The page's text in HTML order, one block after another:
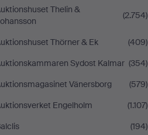
Thelin &
(2.754)
Thörner & Ek
(409)
Sydost Kalmar (354)
Vänersborg
(579)
Engelholm
(1.107)
(194)